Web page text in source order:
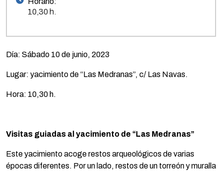
10,30 h.
Día: Sábado 10 de junio, 2023
Lugar: yacimiento de “Las Medranas”, c/ Las Navas.
Hora: 10,30 h.
Visitas guiadas al yacimiento de “Las Medranas”
Este yacimiento acoge restos arqueológicos de varias
épocas diferentes. Por un lado, restos de un torreón y muralla